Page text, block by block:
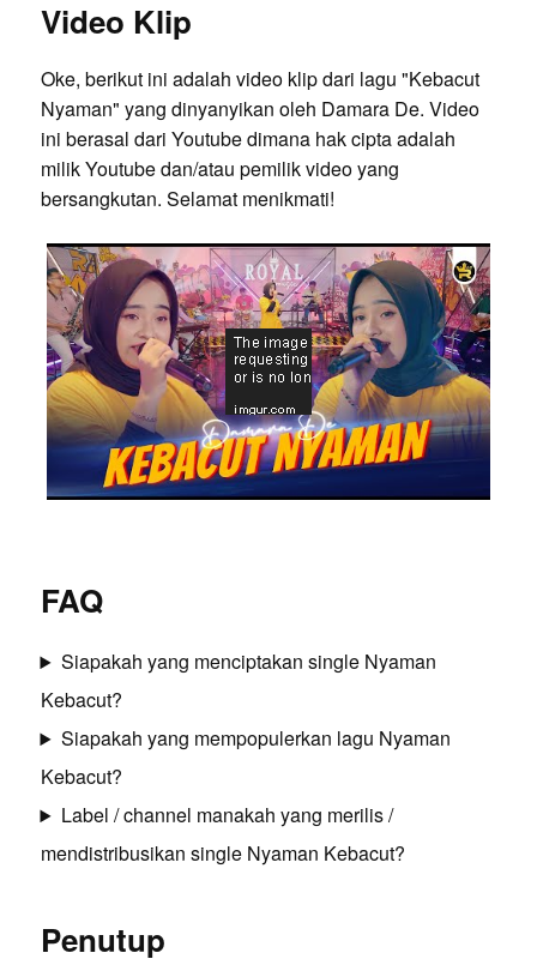
Video Klip
Oke, berikut ini adalah video klip dari lagu "Kebacut
Nyaman" yang dinyanyikan oleh Damara De. Video
ini berasal dari Youtube dimana hak cipta adalah
milik Youtube dan/atau pemilik video yang
bersangkutan. Selamat menikmati!
FAQ
Siapakah yang menciptakan single Nyaman
Kebacut?
Siapakah yang mempopulerkan lagu Nyaman
Kebacut?
Label / channel manakah yang merilis /
mendistribusikan single Nyaman Kebacut?
Penutup